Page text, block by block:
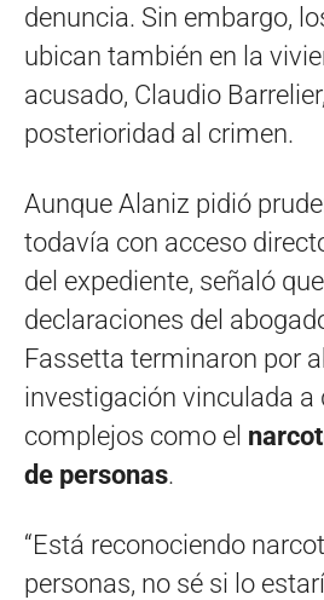
denuncia. Sin embargo,
ubican también en la
acusado, Claudio
posterioridad al crimen.
Aunque Alaniz pidió
todavía con acceso
del expediente, señaló
declaraciones del
Fassetta terminaron por
investigación vinculada a
complejos como el
de personas.
“Está reconociendo
personas, no sé si lo